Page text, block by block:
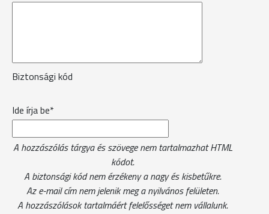
Biztonsági kód
Ide írja be*
A hozzászólás tárgya és szövege nem tartalmazhat HTML
kódot.
A biztonsági kód nem érzékeny a nagy és kisbetűkre.
Az e-mail cím nem jelenik meg a nyilvános felületen.
A hozzászólások tartalmáért felelősséget nem vállalunk.